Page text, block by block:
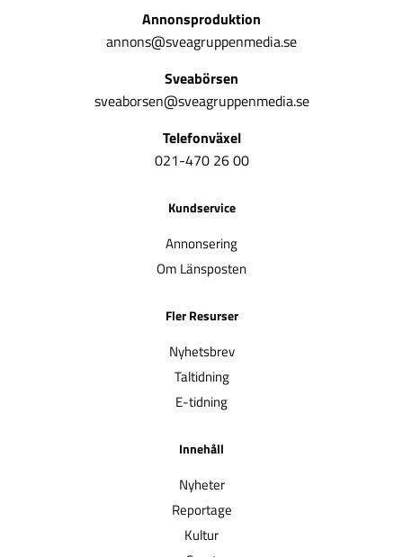
Annonsproduktion
annons@sveagruppenmedia.se
Sveabörsen
sveaborsen@sveagruppenmedia.se
Telefonväxel
021-470 26 00
Kundservice
Annonsering
Om Länsposten
Fler Resurser
Nyhetsbrev
Taltidning
E-tidning
Innehåll
Nyheter
Reportage
Kultur